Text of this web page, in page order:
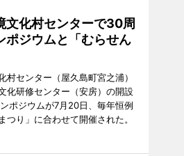
文化村センターで30周
ポジウムと「むらせん
村センター（屋久島町宮之浦）
化研修センター（安房）の開設
ポジウムが7月20日、毎年恒例
つり」に合わせて開催された。